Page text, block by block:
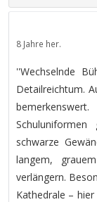
8 Jahre her.
''Wechselnde
Detailreichtum.
schwarze
langem,
verlängern.
Kathedrale –